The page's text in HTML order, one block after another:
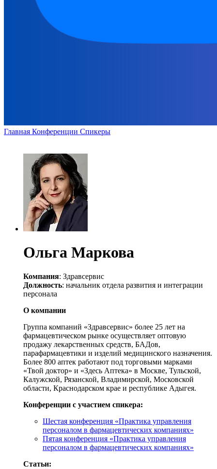
Главная Конференции Спикеры
Ольга Маркова
Компания: Здравсервис
Должность: начальник отдела развития и интеграции
персонала
О компании
Группа компаний «Здравсервис» более 25 лет на
фармацевтическом рынке осуществляет оптовую
продажу лекарственных средств, БАДов,
парафармацевтики и изделий медицинского назначения.
Более 800 аптек работают под торговыми марками
«Твой доктор» и «Здесь Аптека» в Москве, Тульской,
Калужской, Рязанской, Владимирской, Московской
области, Краснодарском крае и республике Адыгея.
Конференции с участием спикера:
Шестая конференция «Практика управления
персоналом в фармацевтических компаниях»
Пятая конференция «Практика управления
персоналом в фармацевтических компаниях»
Статьи: